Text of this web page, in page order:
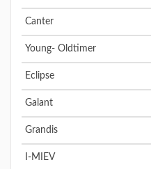
Canter
Young- Oldtimer
Eclipse
Galant
Grandis
I-MIEV